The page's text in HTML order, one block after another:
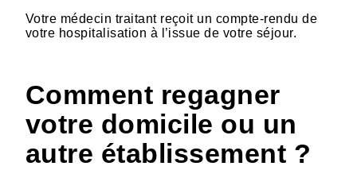
Votre médecin traitant reçoit un compte-rendu de
votre hospitalisation à l’issue de votre séjour.
Comment regagner
votre domicile ou un
autre établissement ?